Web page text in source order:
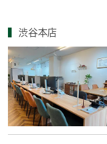
渋谷本店